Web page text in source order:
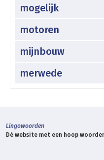
mogelijk
motoren
mijnbouw
merwede
Lingowoorden
Dé website met een hoop